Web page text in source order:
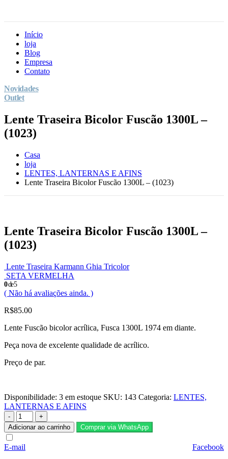
Início
loja
Blog
Empresa
Contato
Novidades
Outlet
Lente Traseira Bicolor Fuscão 1300L –
(1023)
Casa
loja
LENTES, LANTERNAS E AFINS
Lente Traseira Bicolor Fuscão 1300L – (1023)
Lente Traseira Bicolor Fuscão 1300L –
(1023)
Lente Traseira Karmann Ghia Tricolor
SETA VERMELHA
0de 5
( Não há avaliações ainda. )
R$85.00
Lente Fuscão bicolor acrílica, Fusca 1300L 1974 em diante.
Peça nova de excelente qualidade de acrílico.
Preço de par.
Disponibilidade: 3 em estoque SKU: 143 Categoria: LENTES,
LANTERNAS E AFINS
-
+
Adicionar ao carrinho
Comprar via WhatsApp
Facebook
E-mail